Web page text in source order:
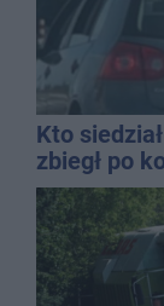
Kto
zbiegł po